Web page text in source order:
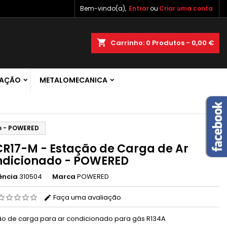
Bem-vindo(a), Entrarou Criar uma conta
shopping_cart Carrinho: 0 Produtos - 0,00 €
METALOMECANICA
POWERED
M - Estação de Carga de Ar
- POWERED
310504 Marca POWERED
Faça uma avaliação
de carga para ar condicionado para gás R134A